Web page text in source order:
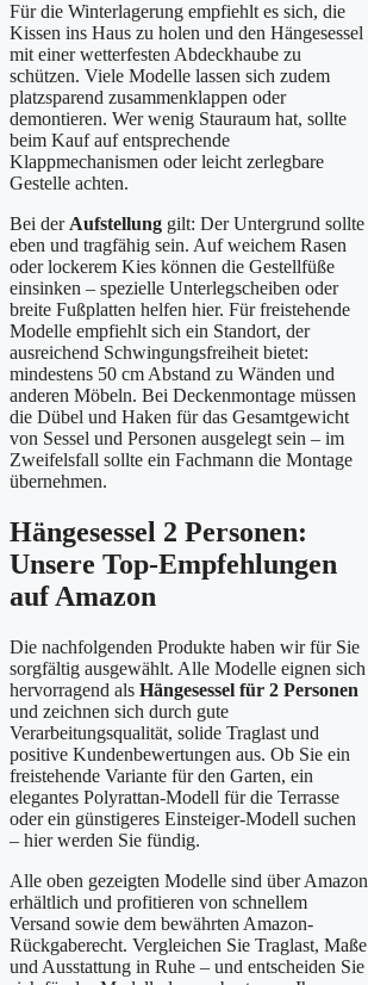
Für die Winterlagerung empfiehlt es sich, die
Kissen ins Haus zu holen und den Hängesessel
mit einer wetterfesten Abdeckhaube zu
schützen. Viele Modelle lassen sich zudem
platzsparend zusammenklappen oder
demontieren. Wer wenig Stauraum hat, sollte
beim Kauf auf entsprechende
Klappmechanismen oder leicht zerlegbare
Gestelle achten.
Bei derAufstellung gilt: Der Untergrund sollte
eben und tragfähig sein. Auf weichem Rasen
oder lockerem Kies können die Gestellfüße
einsinken – spezielle Unterlegscheiben oder
breite Fußplatten helfen hier. Für freistehende
Modelle empfiehlt sich ein Standort, der
ausreichend Schwingungsfreiheit bietet:
mindestens 50 cm Abstand zu Wänden und
anderen Möbeln. Bei Deckenmontage müssen
die Dübel und Haken für das Gesamtgewicht
von Sessel und Personen ausgelegt sein – im
Zweifelsfall sollte ein Fachmann die Montage
übernehmen.
Hängesessel 2 Personen:
Unsere Top-Empfehlungen
auf Amazon
Die nachfolgenden Produkte haben wir für Sie
sorgfältig ausgewählt. Alle Modelle eignen sich
hervorragend als Hängesessel für 2 Personen
und zeichnen sich durch gute
Verarbeitungsqualität, solide Traglast und
positive Kundenbewertungen aus. Ob Sie ein
freistehende Variante für den Garten, ein
elegantes Polyrattan-Modell für die Terrasse
oder ein günstigeres Einsteiger-Modell suchen
– hier werden Sie fündig.
Alle oben gezeigten Modelle sind über Amazon
erhältlich und profitieren von schnellem
Versand sowie dem bewährten Amazon-
Rückgaberecht. Vergleichen Sie Traglast, Maße
und Ausstattung in Ruhe – und entscheiden Sie